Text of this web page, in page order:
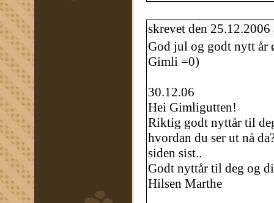
skrevet den
God jul og godt nytt år
Gimli =0)
30.12.06
Hei Gimligutten!
Riktig godt nyttår til
hvordan du ser ut nå
siden sist..
Godt nyttår til deg og
Hilsen Marthe